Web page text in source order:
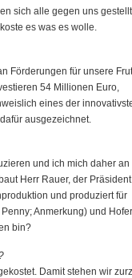
sich alle gegen uns
es was es wolle.
Förderungen für unsere
54 Millionen Euro,
eines der
ausgezeichnet.
und ich mich daher an
Herr Rauer, der
und produziert für
Anmerkung) und
bin?
Damit stehen wir